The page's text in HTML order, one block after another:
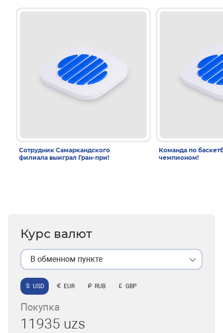
Сотрудник Самаркандского
филиала выиграл Гран-при!
Команда по
чемпионом!
Курс валют
В обменном пункте
USD EUR RUB GBP
Покупка
11935 uzs